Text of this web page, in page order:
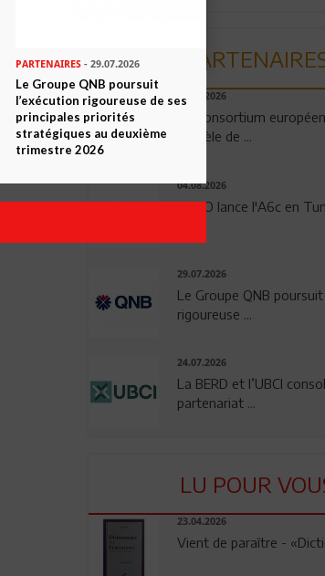
06.08.2026
Un consortium
modèle de ...
04.08.2026
OPPO lance l'A6c en
29.07.2026
Le Groupe QNB
rigoureuse ...
24.07.2026
La BERD et l’UBCI
partenariat ...
LU POUR
23.04.2026
Vient de paraître -
PARTENAIRES- 29.07.2026
Le Groupe QNB poursuit
l’exécution rigoureuse de ses
principales priorités
stratégiques au deuxième
trimestre 2026